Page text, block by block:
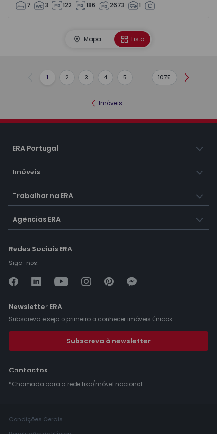
7 3 122 186 2673 1
Mapa Lista
Anterior
1 2 3 4 5 ... 1075
Imóveis
ERA Portugal
Imóveis
Trabalhar na ERA
Agências ERA
Redes Sociais ERA
Siga-nos:
Newsletter ERA
Subscreva e seja o primeiro a conhecer imóveis únicos.
Subscreva à newsletter
Contactos
*Chamada para a rede fixa/móvel nacional.
Condições Gerais